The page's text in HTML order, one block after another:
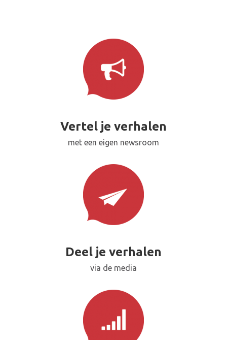
Vertel je verhalen
met een eigen newsroom
Deel je verhalen
via de media